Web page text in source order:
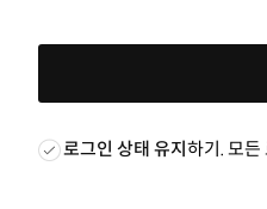
로그인 상태 유지하기. 모든